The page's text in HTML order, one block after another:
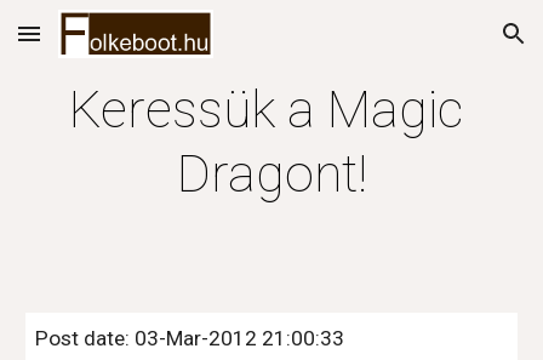
Skip to main content Skip to navigation
Keressük a Magic
Dragont!
Post date: 03-Mar-2012 21:00:33